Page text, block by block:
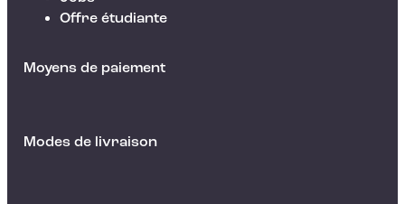
Offre étudiante
Moyens de paiement
Modes de livraison